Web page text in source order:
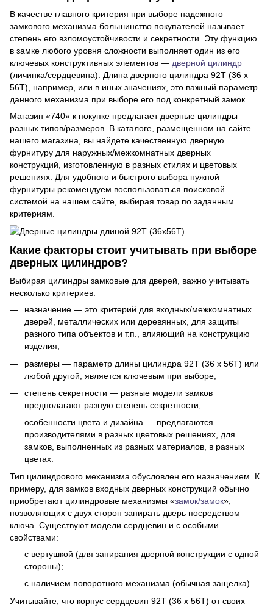
В качестве главного критерия при выборе надежного
замкового механизма большинство покупателей называет
степень его взломоустойчивости и секретности. Эту функцию
в замке любого уровня сложности выполняет один из его
ключевых конструктивных элементов — дверной цилиндр
(личинка/сердцевина). Длина дверного цилиндра 92Т (36 х
56Т), например, или в иных значениях, это важный параметр
данного механизма при выборе его под конкретный замок.
Магазин «740» к покупке предлагает дверные цилиндры
разных типов/размеров. В каталоге, размещенном на сайте
нашего магазина, вы найдете качественную дверную
фурнитуру для наружных/межкомнатных дверных
конструкций, изготовленную в разных стилях и цветовых
решениях. Для удобного и быстрого выбора нужной
фурнитуры рекомендуем воспользоваться поисковой
системой на нашем сайте, выбирая товар по заданным
критериям.
Какие факторы стоит учитывать при выборе
дверных цилиндров?
Выбирая цилиндры замковые для дверей, важно учитывать
несколько критериев:
назначение — это критерий для входных/межкомнатных
дверей, металлических или деревянных, для защиты
разного типа объектов и т.п., влияющий на конструкцию
изделия;
размеры — параметр длины цилиндра 92Т (36 х 56Т) или
любой другой, является ключевым при выборе;
степень секретности — разные модели замков
предполагают разную степень секретности;
особенности цвета и дизайна — предлагаются
производителями в разных цветовых решениях, для
замков, выполненных из разных материалов, в разных
цветах.
Тип цилиндрового механизма обусловлен его назначением. К
примеру, для замков входных дверных конструкций обычно
приобретают цилиндровые механизмы «замок/замок»,
позволяющих с двух сторон запирать дверь посредством
ключа. Существуют модели сердцевин и с особыми
свойствами:
с вертушкой (для запирания дверной конструкции с одной
стороны);
с наличием поворотного механизма (обычная защелка).
Учитывайте, что корпус сердцевин 92Т (36 х 56Т) от своих